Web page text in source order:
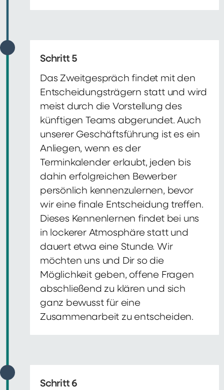
Schritt 5
Das Zweitgespräch findet mit den
Entscheidungsträgern statt und wird
meist durch die Vorstellung des
künftigen Teams abgerundet. Auch
unserer Geschäftsführung ist es ein
Anliegen, wenn es der
Terminkalender erlaubt, jeden bis
dahin erfolgreichen Bewerber
persönlich kennenzulernen, bevor
wir eine finale Entscheidung treffen.
Dieses Kennenlernen findet bei uns
in lockerer Atmosphäre statt und
dauert etwa eine Stunde. Wir
möchten uns und Dir so die
Möglichkeit geben, offene Fragen
abschließend zu klären und sich
ganz bewusst für eine
Zusammenarbeit zu entscheiden.
Schritt 6